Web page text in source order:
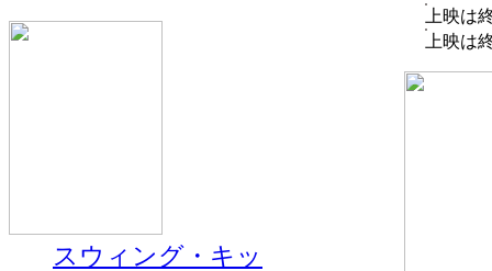
上映は
スウィング・キッ
上映は